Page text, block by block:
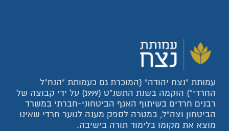
עמותת "נצח יהודה" (המוכרת גם כעמותת "הנח"ל
החרדי") הוקמה בשנת התשנ"ט (1999) על ידי קבוצה של
רבנים חרדים בשיתוף האגף הביטחוני-חברתי במשרד
הביטחון וצה"ל, במטרה לספק מענה לנוער חרדי שאינו
מוצא את מקומו בלימוד תורה בישיבה.